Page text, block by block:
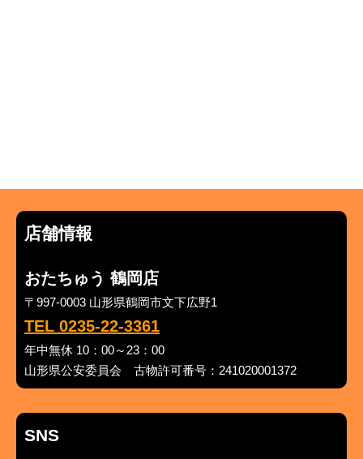
店舗情報
おたちゅう 鶴岡店
〒997-0003 山形県鶴岡市文下広野1
TEL 0235-22-3361
年中無休 10：00～23：00
山形県公安委員会 古物許可番号：241020001372
SNS